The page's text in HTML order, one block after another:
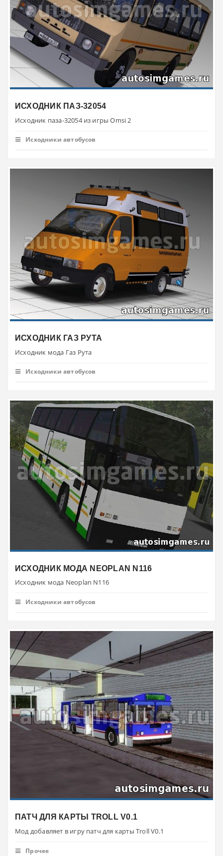
ИСХОДНИК ПАЗ-32054
Исходник паза-32054 из игры Omsi 2
Исходники автобусов
ИСХОДНИК ГАЗ РУТА
Исходник мода Газ Рута
Исходники автобусов
ИСХОДНИК МОДА NEOPLAN N116
Исходник мода Neoplan N116
Исходники автобусов
ПАТЧ ДЛЯ КАРТЫ TROLL V0.1
Мод добавляет в игру патч для карты Troll V0.1
Прочее